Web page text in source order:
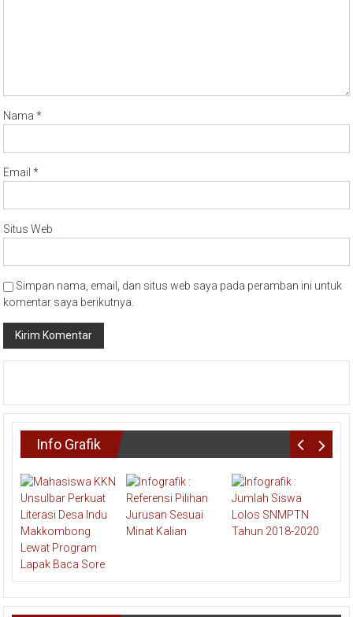
Nama*
Email*
Situs Web
Simpan nama, email, dan situs web saya pada peramban ini untuk
komentar saya berikutnya.
Info Grafik